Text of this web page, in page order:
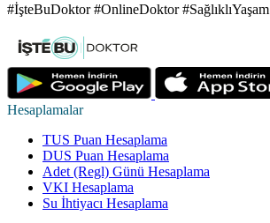
#İşteBuDoktor #OnlineDoktor #SağlıklıYaşam
Hesaplamalar
TUS Puan Hesaplama
DUS Puan Hesaplama
Adet (Regl) Günü Hesaplama
VKI Hesaplama
Su İhtiyacı Hesaplama